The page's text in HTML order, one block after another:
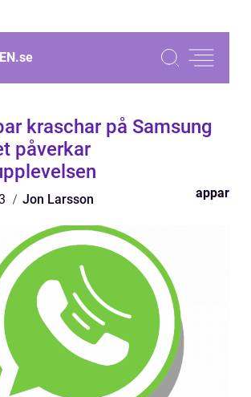
se
kraschar på Samsung
påverkar
Jon Larsson appar